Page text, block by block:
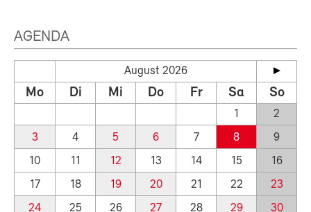
AGENDA
August 2026
Mo Di Mi Do Fr Sa So
1
2
3
4 5 6 7 8
9
10
11 12 13 14 15
16
17
18 19 20 21 22
23
24
25 26 27 28 29
30